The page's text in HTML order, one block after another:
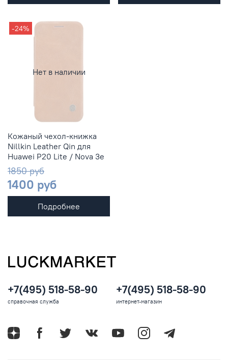
Нет в наличии
-24%
Кожаный чехол-книжка
Nillkin Leather Qin для
Huawei P20 Lite / Nova 3e
1850 руб
1400 руб
Подробнее
+7(495) 518-58-90
справочная служба
+7(495) 518-58-90
интернет-магазин